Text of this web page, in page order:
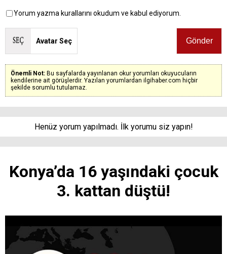
Yorum yazma kurallarını okudum ve kabul ediyorum.
Avatar Seç
Önemli Not: Bu sayfalarda yayınlanan okur yorumları okuyucuların
kendilerine ait görüşlerdir. Yazılan yorumlardan ilgihaber.com hiçbir
şekilde sorumlu tutulamaz.
Henüz yorum yapılmadı. İlk yorumu siz yapın!
Konya’da 16 yaşındaki çocuk
3. kattan düştü!